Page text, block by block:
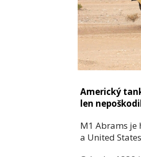
Americký
len
M1 Abrams je
a United